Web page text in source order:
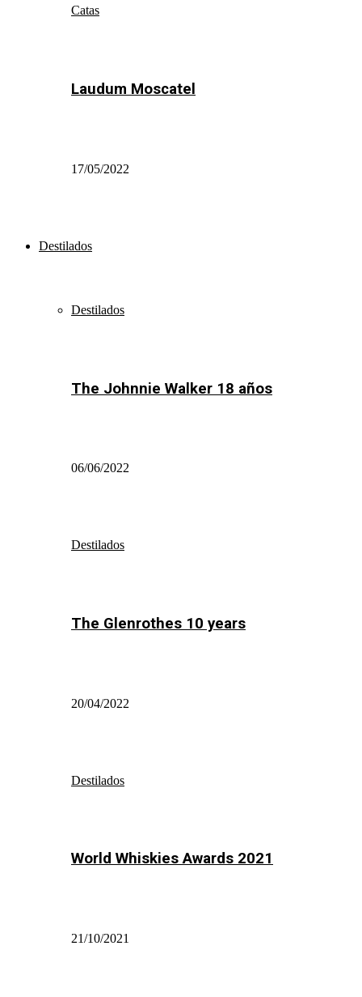
Catas
Laudum Moscatel
17/05/2022
Destilados
Destilados
The Johnnie Walker 18 años
06/06/2022
Destilados
The Glenrothes 10 years
20/04/2022
Destilados
World Whiskies Awards 2021
21/10/2021